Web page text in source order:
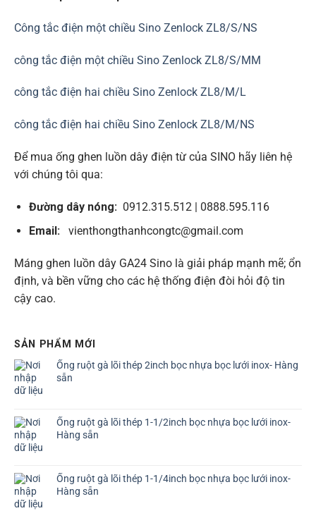
Công tắc điện một chiều Sino Zenlock ZL8/S/NS
công tắc điện một chiều Sino Zenlock ZL8/S/MM
công tắc điện hai chiều Sino Zenlock ZL8/M/L
công tắc điện hai chiều Sino Zenlock ZL8/M/NS
Để mua ống ghen luồn dây điện từ của SINO hãy liên hệ
với chúng tôi qua:
Đường dây nóng:0912.315.512 | 0888.595.116
Email:vienthongthanhcongtc@gmail.com
Máng ghen luồn dây GA24 Sino là giải pháp mạnh mẽ; ổn
định, và bền vững cho các hệ thống điện đòi hỏi độ tin
cậy cao.
SẢN PHẨM MỚI
Ống ruột gà lõi thép 2inch bọc nhựa bọc lưới inox- Hàng
sẵn
Ống ruột gà lõi thép 1-1/2inch bọc nhựa bọc lưới inox-
Hàng sẵn
Ống ruột gà lõi thép 1-1/4inch bọc nhựa bọc lưới inox-
Hàng sẵn